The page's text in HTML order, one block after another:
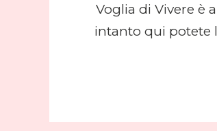
Voglia di Vivere è
intanto qui potete